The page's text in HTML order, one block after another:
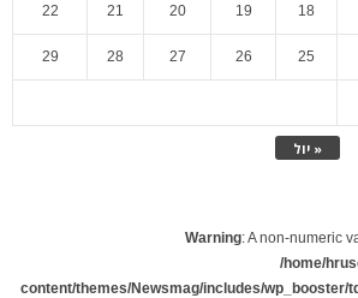
« יול
18
19
20
21
22
25
26
27
28
29
Warning: A non-numeric
/home/
content/themes/Newsmag/includes/wp_booster/